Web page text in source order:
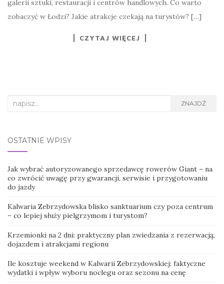
galerii sztuki, restauracji i centrów handlowych. Co warto
zobaczyć w Łodzi? Jakie atrakcje czekają na turystów? […]
CZYTAJ WIĘCEJ
Search
ZNAJDŹ
OSTATNIE WPISY
Jak wybrać autoryzowanego sprzedawcę rowerów Giant – na
co zwrócić uwagę przy gwarancji, serwisie i przygotowaniu
do jazdy
Kalwaria Zebrzydowska blisko sanktuarium czy poza centrum
– co lepiej służy pielgrzymom i turystom?
Krzemionki na 2 dni: praktyczny plan zwiedzania z rezerwacją,
dojazdem i atrakcjami regionu
Ile kosztuje weekend w Kalwarii Zebrzydowskiej: faktyczne
wydatki i wpływ wyboru noclegu oraz sezonu na cenę